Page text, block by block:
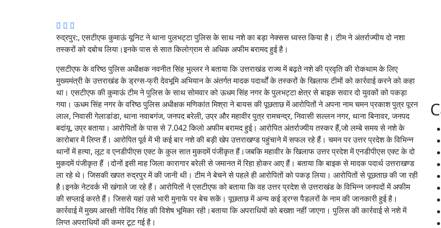
रुद्रपुर:, एसटीएफ कुमाऊं यूनिट ने थाना पुलभट्टा पुलिस के साथ नशे का बड़ा नेक्सस ध्वस्त किया है। टीम ने अंतर्राज्यीय दो नशा
तस्करों को दबोच लिया।इनके पास से सात किलोग्राम से अधिक अफीम बरामद हुई है।
एसटीएफ के वरिष्ठ पुलिस अधीक्षक नवनीत सिंह भुल्लर ने बताया कि उत्तराखंड राज्य में बढ़ते नशे की प्रवृति की रोकथाम के लिए
मुख्यमंत्री के उत्तराखंड के ड्रग्स-फ्री देवभूमि अभियान के अंतर्गत मादक पदार्थों के तस्करों के खिलाफ टीमों को कार्रवाई करने को कहा
था। एसटीएफ की कुमाऊं टीम ने पुलिस के साथ सोमवार को ऊधम सिंह नगर के पुलभट्टा क्षेत्र से बाइक सवार दो युवकों को पकड़ा
गया। ऊधम सिंह नगर के वरिष्ठ पुलिस अधीक्षक मणिकांत मिश्रा ने बायस की पूछताछ में आरोपितों ने अपना नाम चमन प्रकाश पुत्र पूरन
लाल, निवासी गेलाडांडा, थाना नवाबगंज, जनपद बरेली, उप्र और महावीर पुत्र रामचन्द्र, निवासी सल्लन नगर, थाना बिनावर, जनपद
बदांयू, उप्र बताया। आरोपितों के पास से 7.042 किलो अफीम बरामद हुई। आरोपित अंतर्राज्यीय तस्कर हैं,जो लम्बे समय से नशे के
कारोबार में लिप्त हैं। आरोपित पूर्व में भी कई बार नशे की बड़ी खेप उत्तराखण्ड पहुंचाने में सफल रहे हैं। चमन पर उत्तर प्रदेश के विभिन्न
थानों में हत्या, लूट व एनडीपीएस एक्ट के कुल सात मुकदमें पंजीकृत हैं।जबकि महावीर के खिलाफ उत्तर प्रदेश में एनडीपीएस एक्ट के दो
मुकदमें पंजीकृत हैं ।दोनों इसी माह जिला कारागार बरेली से जमानत में रिहा होकर आए हैं। बताया कि बाइक से मादक पदार्थ उत्तराखण्ड
ला रहे थे। जिसकी खपत रुद्रपुर में की जानी थी। टीम ने बेचने से पहले ही आरोपितों को पकड़ लिया। आरोपितों से पूछताछ की जा रही
है।इनके नेटवर्क भी खंगाले जा रहे हैं। आरोपितों ने एसटीएफ को बताया कि वह उत्तर प्रदेश से उत्तराखंड के विभिन्न जनपदों में अफीम
की सप्लाई करते हैं। जिससे यहां उसे भारी मुनाफे पर बेच सकें। पूछताछ में अन्य कई ड्रग्स पैडलरों के नाम की जानकारी हुई है।
कार्रवाई में मुख्य आरक्षी गोविंद सिंह की विशेष भूमिका रही।बताया कि अपराधियों को बख्शा नहीं जाएगा। पुलिस की कार्रवाई से नशे में
लिप्त अपराधियों की कमर टूट गई है।